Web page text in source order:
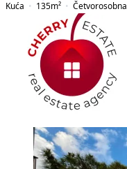
Kuća
135m² Četvorosobna